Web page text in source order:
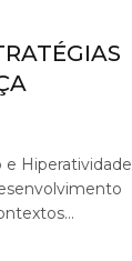
Hiperatividade